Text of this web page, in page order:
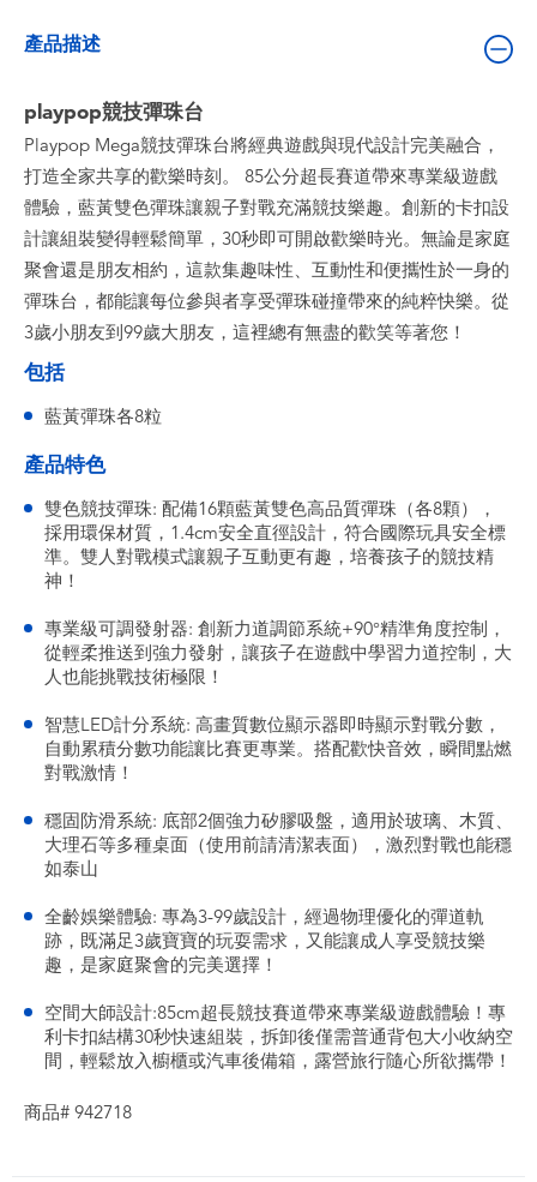
產品描述
playpop競技彈珠台
Playpop Mega競技彈珠台將經典遊戲與現代設計完美融合，
打造全家共享的歡樂時刻。 85公分超長賽道帶來專業級遊戲
體驗，藍黃雙色彈珠讓親子對戰充滿競技樂趣。創新的卡扣設
計讓組裝變得輕鬆簡單，30秒即可開啟歡樂時光。無論是家庭
聚會還是朋友相約，這款集趣味性、互動性和便攜性於一身的
彈珠台，都能讓每位參與者享受彈珠碰撞帶來的純粹快樂。從
3歲小朋友到99歲大朋友，這裡總有無盡的歡笑等著您！
包括
藍黃彈珠各8粒
產品特色
雙色競技彈珠: 配備16顆藍黃雙色高品質彈珠（各8顆），
採用環保材質，1.4cm安全直徑設計，符合國際玩具安全標
準。雙人對戰模式讓親子互動更有趣，培養孩子的競技精
神！
專業級可調發射器: 創新力道調節系統+90°精準角度控制，
從輕柔推送到強力發射，讓孩子在遊戲中學習力道控制，大
人也能挑戰技術極限！
智慧LED計分系統: 高畫質數位顯示器即時顯示對戰分數，
自動累積分數功能讓比賽更專業。搭配歡快音效，瞬間點燃
對戰激情！
穩固防滑系統: 底部2個強力矽膠吸盤，適用於玻璃、木質、
大理石等多種桌面（使用前請清潔表面），激烈對戰也能穩
如泰山
全齡娛樂體驗: 專為3-99歲設計，經過物理優化的彈道軌
跡，既滿足3歲寶寶的玩耍需求，又能讓成人享受競技樂
趣，是家庭聚會的完美選擇！
空間大師設計:85cm超長競技賽道帶來專業級遊戲體驗！專
利卡扣結構30秒快速組裝，拆卸後僅需普通背包大小收納空
間，輕鬆放入櫥櫃或汽車後備箱，露營旅行隨心所欲攜帶！
商品# 942718